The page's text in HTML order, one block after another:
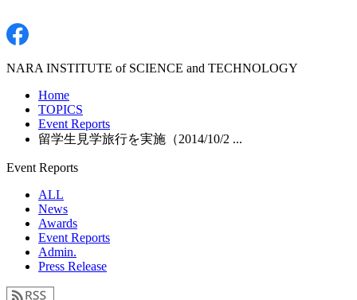
NARA INSTITUTE of SCIENCE and TECHNOLOGY
Home
TOPICS
Event Reports
留学生見学旅行を実施（2014/10/2 ...
Event Reports
ALL
News
Awards
Event Reports
Admin.
Press Release